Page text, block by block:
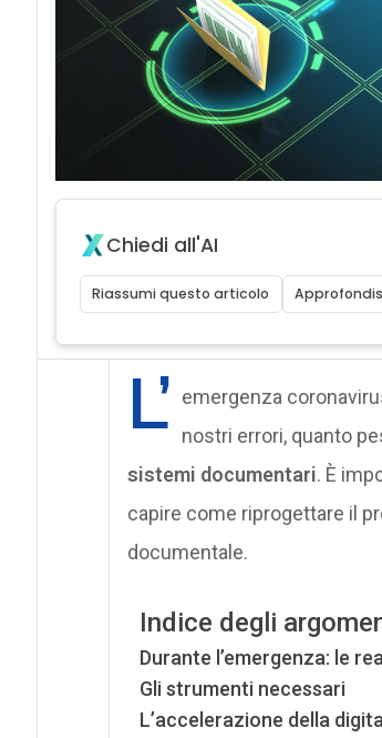
Chiedi all'AI
Riassumi questo articolo
L’ emergenza
nostri errori, quanto
sistemi documentari. È
capire come riprogettare il
documentale.
Indice degli
Durante l’emergenza: le
Gli strumenti necessari
L’accelerazione della